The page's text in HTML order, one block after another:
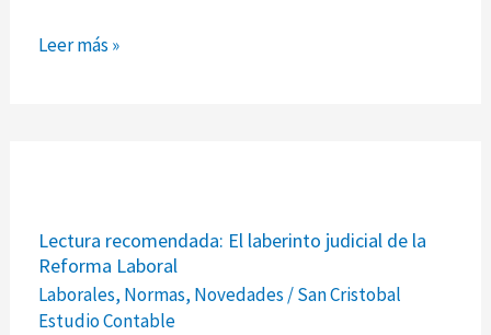
Leer más »
Lectura recomendada: El laberinto judicial de la
Reforma Laboral
Laborales, Normas, Novedades /San Cristobal
Estudio Contable
recomendada:
El
laberinto